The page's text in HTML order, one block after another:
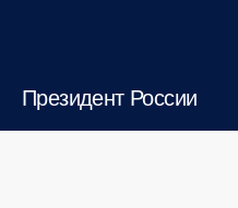
Президент России